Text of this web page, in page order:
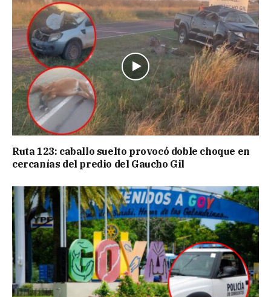
Ruta 123: caballo suelto provocó doble choque en
cercanías del predio del Gaucho Gil